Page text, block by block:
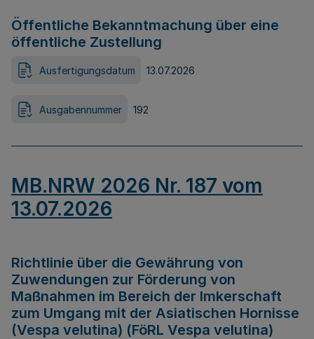
Öffentliche Bekanntmachung über eine
öffentliche Zustellung
Ausfertigungsdatum 13.07.2026
Ausgabennummer 192
MB.NRW 2026 Nr. 187 vom
13.07.2026
Richtlinie über die Gewährung von
Zuwendungen zur Förderung von
Maßnahmen im Bereich der Imkerschaft
zum Umgang mit der Asiatischen Hornisse
(Vespa velutina) (FöRL Vespa velutina)